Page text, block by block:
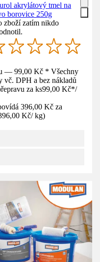
akrylátový tmel na
borovice 250g
zboží zatím nikdo
— 99,00 Kč * Všechny
vč. DPH a bez nákladů
za ks99,00 Kč*/
396,00 Kč za
Kč/ kg)